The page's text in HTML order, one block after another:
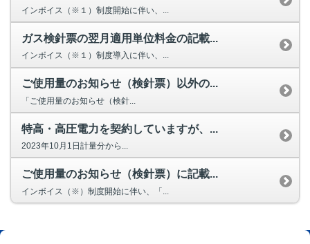
インボイス（※１）制度開始に伴い、...
ガス検針票の翌月適用単位料金の記載...
インボイス（※１）制度導入に伴い、...
ご使用量のお知らせ（検針票）以外の...
「ご使用量のお知らせ（検針...
特高・高圧電力を契約していますが、...
2023年10月1日計量分から...
ご使用量のお知らせ（検針票）に記載...
インボイス（※）制度開始に伴い、「...